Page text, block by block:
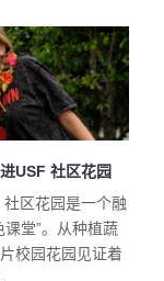
USF 社区花园
区花园是一个融
堂”。从种植蔬
校园花园见证着